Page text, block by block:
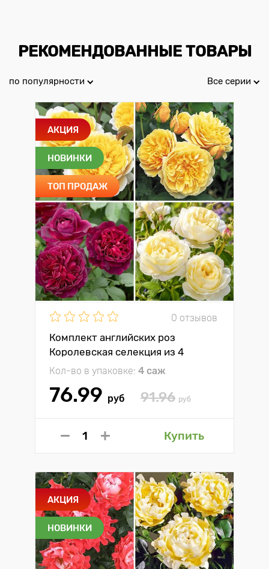
РЕКОМЕНДОВАННЫЕ ТОВАРЫ
по популярности Все серии
АКЦИЯ
НОВИНКИ
ТОП ПРОДАЖ
0 отзывов
Комплект английских роз
Королевская селекция из 4
сортов
Кол-во в упаковке: 4 саж
76.99 руб 91.96 руб
Купить
АКЦИЯ
НОВИНКИ